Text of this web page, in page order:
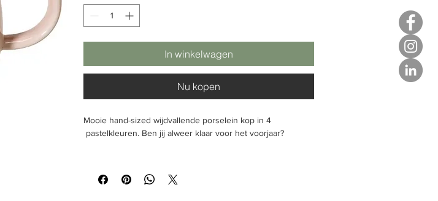
In winkelwagen
Nu kopen
Mooie hand-sized wijdvallende porselein kop in 4
pastelkleuren. Ben jij alweer klaar voor het voorjaar?
Vaatwasbestendig
Inhoud & Omvang: 0.35 l, Ø 95 mm, h 80 mm.